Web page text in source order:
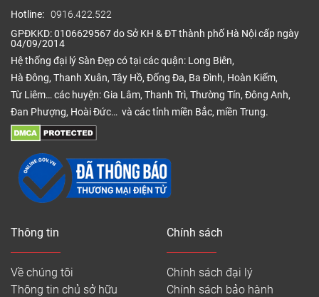
– Giá phào (len) chân tường gỗ công nghiệp:
35.000đ/md
– Giá phào (len) chân tường nhựa:25.000đ/md
Lát sàn An Cường cho phòng ngủ
Đặc điểm nổi bật đánh giá sàn gỗ An
Hotline: 0916.422.522
GPĐKKD: 0106629567 do Sở KH & ĐT thành phố Hà Nội cấp ngày
04/09/2014
Hệ thống đại lý Sàn Đẹp có tại các quận: Long Biên,
Hà Đông, Thanh Xuân, Tây Hồ, Đống Đa, Ba Đình, Hoàn Kiếm,
Từ Liêm… các huyện: Gia Lâm, Thanh Trì, Thường Tín, Đông Anh,
Đan Phượng, Hoài Đức… và các tỉnh miền Bắc, miền Trung.
Thông tin
Về chúng tôi
Thông tin chủ sở hữu
Chính sách
Chính sách đại lý
Chính sách bảo hành